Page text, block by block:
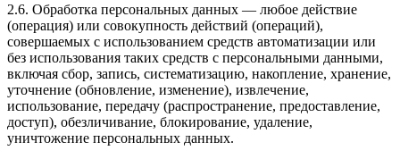
2.6. Обработка персональных данных — любое действие
(операция) или совокупность действий (операций),
совершаемых с использованием средств автоматизации или
без использования таких средств с персональными данными,
включая сбор, запись, систематизацию, накопление, хранение,
уточнение (обновление, изменение), извлечение,
использование, передачу (распространение, предоставление,
доступ), обезличивание, блокирование, удаление,
уничтожение персональных данных.